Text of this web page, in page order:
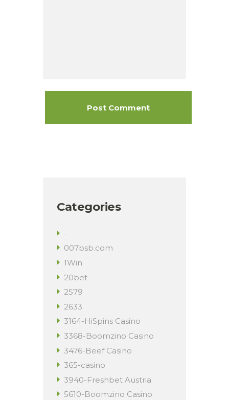
Categories
–
007bsb.com
1Win
20bet
2579
2633
3164-HiSpins Casino
3368-Boomzino Casino
3476-Beef Casino
365-casino
3940-Freshbet Austria
5610-Boomzino Casino